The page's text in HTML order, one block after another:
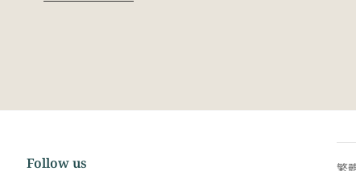
Follow us